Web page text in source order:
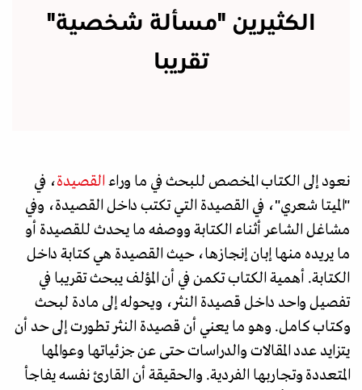
الكثيرين "مسألة شخصية"
تقريبا
نعود إلى الكتاب المخصص للبحث في ما وراء القصيدة، في
"الميتا شعري"، في القصيدة التي تكتب داخل القصيدة، وفي
مشاغل الشاعر أثناء الكتابة ووصفه ما يحدث للقصيدة أو
ما يريده منها إبان إنجازها، حيث القصيدة هي كتابة داخل
الكتابة. أهمية الكتاب تكمن في أن المؤلف يبحث تقريبا في
تفصيل واحد داخل قصيدة النثر، ويحوله إلى مادة لبحث
وكتاب كامل. وهو ما يعني أن قصيدة النثر تطورت إلى حد أن
يتزايد عدد المقالات والدراسات حتى عن جزئياتها وعوالمها
المتعددة وتجاربها الفردية. والحقيقة أن القارئ نفسه يفاجأ